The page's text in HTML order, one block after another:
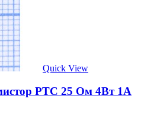
Quick View
PTC 25 Ом 4Вт 1А